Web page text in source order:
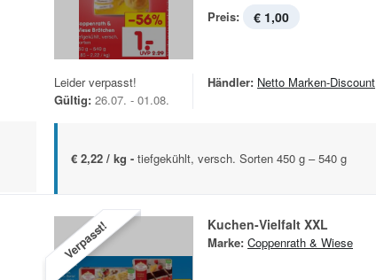
Preis: € 1,00
Leider verpasst!
Gültig: 26.07. - 01.08.
Händler: Netto Marken-Discount
€ 2,22 / kg - tiefgekühlt, versch. Sorten 450 g – 540 g
Verpasst! Kuchen-Vielfalt XXL
Marke: Coppenrath & Wiese